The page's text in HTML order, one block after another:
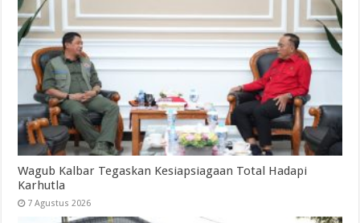
Wagub Kalbar Tegaskan Kesiapsiagaan Total Hadapi
Karhutla
7 Agustus 2026